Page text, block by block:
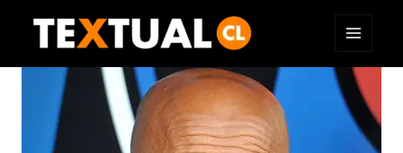
TEXTUAL
Y
WIDGETS